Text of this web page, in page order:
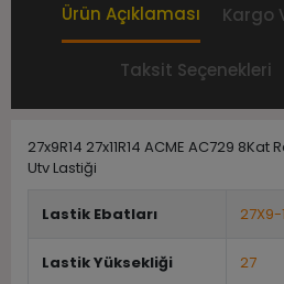
Ürün Açıklaması Kargo
Taksit Seçenekleri
27x9R14 27x11R14 ACME AC729
Utv Lastiği
Lastik Ebatları 27X9-
Lastik Yüksekliği 27